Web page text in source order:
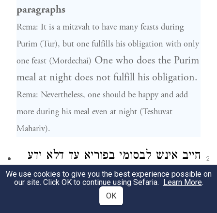
paragraphs
Rema: It is a mitzvah to have many feasts during
Purim (Tur), but one fulfills his obligation with only
one feast (Mordechai) One who does the Purim
meal at night does not fulfill his obligation.
Rema: Nevertheless, one should be happy and add
more during his meal even at night (Teshuvat
Mahariv).
2
חייב אינש לבסומי בפוריא עד דלא ידע
בין ארור המן לברוך מרדכי:הגהוי"א
אלא שישתה יותר מלימודו
We use cookies to give you the best experience possible on
our site. Click OK to continue using Sefaria. Learn More.
OK